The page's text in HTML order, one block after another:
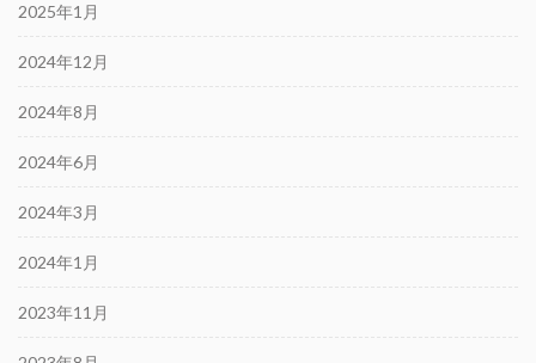
2025年1月
2024年12月
2024年8月
2024年6月
2024年3月
2024年1月
2023年11月